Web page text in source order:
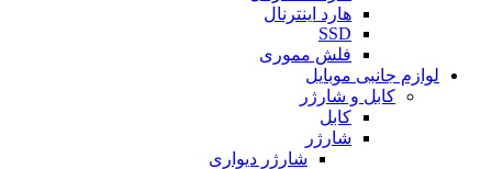
هارد اینترنال
SSD
فلش مموری
لوازم جانبی موبایل
کابل و شارژر
کابل
شارژر
شارژر دیواری